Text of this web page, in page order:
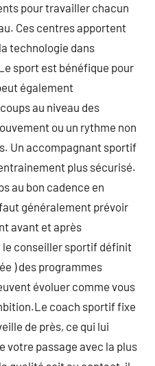
pour travailler chacun
Ces centres apportent
technologie dans
sport est bénéfique pour
également
au niveau des
ou un rythme non
Un accompagnant sportif
plus sécurisé.
au bon cadence en
généralement prévoir
avant et après
le conseiller sportif définit
) des programmes
évoluer comme vous
coach sportif fixe
de près, ce qui lui
votre passage avec la plus